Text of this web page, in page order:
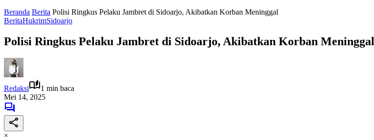
Beranda Berita Polisi Ringkus Pelaku Jambret di Sidoarjo, Akibatkan Korban Meninggal
BeritaHukrimSidoarjo
Polisi Ringkus Pelaku Jambret di Sidoarjo, Akibatkan Korban Meninggal
Redaksi
1 min baca
Mei 14, 2025
×